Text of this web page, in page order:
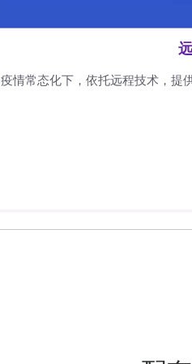
疫情常态化下，依托远程技术，提